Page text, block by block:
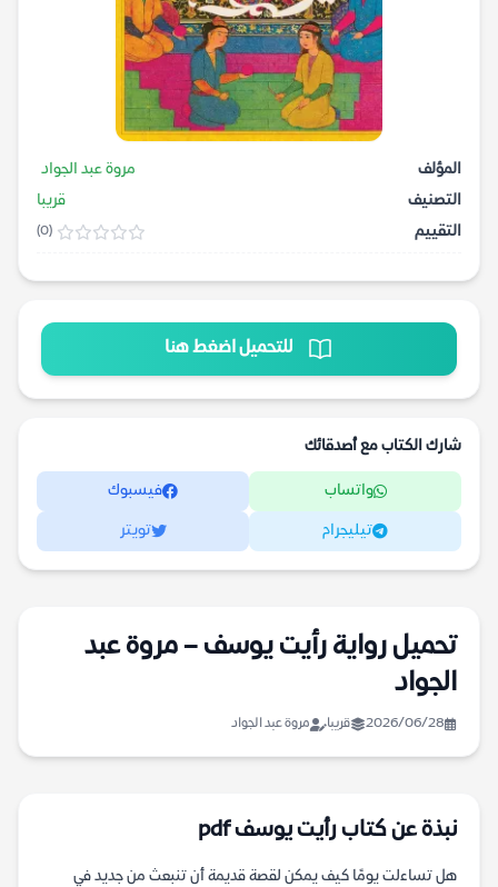
المؤلف
مروة عبد الجواد
التصنيف
قريبا
التقييم
(0)
للتحميل اضغط هنا
شارك الكتاب مع أصدقائك
واتساب فيسبوك
تيليجرام تويتر
تحميل رواية رأيت يوسف – مروة عبد
الجواد
2026/06/28 قريبا مروة عبد الجواد
نبذة عن كتاب رأيت يوسف pdf
هل تساءلت يومًا كيف يمكن لقصة قديمة أن تنبعث من جديد في